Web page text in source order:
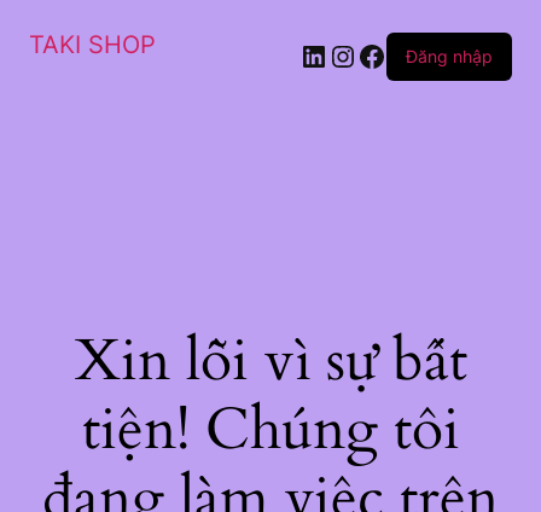
TAKI SHOP LinkedIn
Instagram
Facebook
Đăng nhập
Xin lỗi vì sự bất
tiện! Chúng tôi